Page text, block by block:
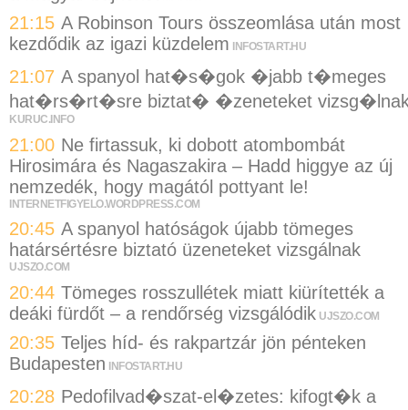
21:15 A Robinson Tours összeomlása után most
kezdődik az igazi küzdelem
INFOSTART.HU
21:07 A spanyol hat�s�gok �jabb t�meges
hat�rs�rt�sre biztat� �zeneteket
KURUC.INFO
21:00 Ne firtassuk, ki dobott atombombát
Hirosimára és Nagaszakira – Hadd higgye az új
nemzedék, hogy magától pottyant le!
INTERNETFIGYELO.WORDPRESS.COM
20:45 A spanyol hatóságok újabb tömeges
határsértésre biztató üzeneteket vizsgálnak
UJSZO.COM
20:44 Tömeges rosszullétek miatt kiürítették a
deáki fürdőt – a rendőrség vizsgálódik UJSZO.COM
20:35 Teljes híd- és rakpartzár jön pénteken
Budapesten
INFOSTART.HU
20:28 Pedofilvad�szat-el�zetes: kifogt�k a